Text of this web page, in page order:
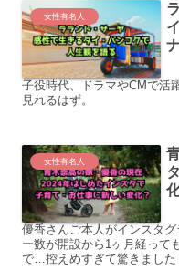
女性有名人
子役時代、ドラマやCMで活
見れるはず。
女性有名人
優香さんご本人がインスタ
ー数が開設から1ヶ月経って
で…控えめすぎて驚きました